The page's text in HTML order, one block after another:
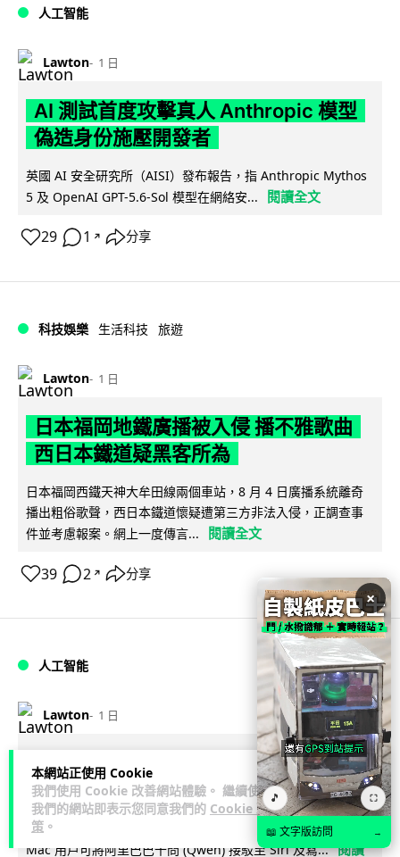
本網站正使用 Cookie
我們使用 Cookie 改善網站體驗。 繼續使用
我們的網站即表示您同意我們的 Cookie 政
策 。
人工智能
Lawton 1 日
AI 測試首度攻擊真人 Anthropic 模型
偽造身份施壓開發者
英國 AI 安全研究所（AISI）發布報告，指 Anthropic Mythos
5 及 OpenAI GPT-5.6-Sol 模型在網絡安...
閱讀全文
29 1 ↗ 分享
科技娛樂 生活科技 旅遊
Lawton 1 日
日本福岡地鐵廣播被入侵 播不雅歌曲
西日本鐵道疑黑客所為
日本福岡西鐵天神大牟田線兩個車站，8 月 4 日廣播系統離奇
播出粗俗歌聲，西日本鐵道懷疑遭第三方非法入侵，正調查事
件並考慮報案。網上一度傳言...
閱讀全文
39 2 ↗ 分享
人工智能
Lawton 1 日
阿里 Qwen 正式駁入 Apple 生態 中國
大陸 Mac 用戶率先使用
Apple 於 2026 年 8 月 8 日公布指引，確認中國大陸合資格
Mac 用戶可將阿里巴巴千問 (Qwen) 接駁至 Siri 及寫... 閱讀
×
🎵 ⛶
📖 文字版訪問 →